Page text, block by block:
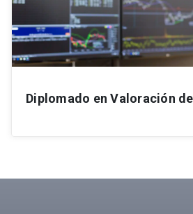
Diplomado en Valoración